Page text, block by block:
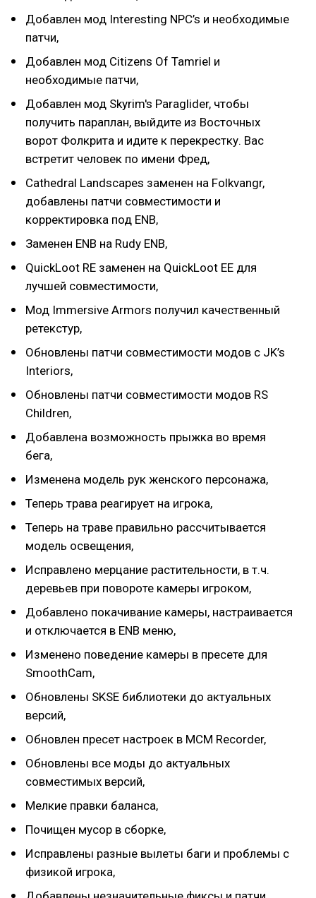
Добавлен мод Interesting NPC’s и необходимые
патчи,
Добавлен мод Citizens Of Tamriel и
необходимые патчи,
Добавлен мод Skyrim's Paraglider, чтобы
получить параплан, выйдите из Восточных
ворот Фолкрита и идите к перекрестку. Вас
встретит человек по имени Фред,
Cathedral Landscapes заменен на Folkvangr,
добавлены патчи совместимости и
корректировка под ENB,
Заменен ENB на Rudy ENB,
QuickLoot RE заменен на QuickLoot EE для
лучшей совместимости,
Мод Immersive Armors получил качественный
ретекстур,
Обновлены патчи совместимости модов с JK’s
Interiors,
Обновлены патчи совместимости модов RS
Children,
Добавлена возможность прыжка во время
бега,
Изменена модель рук женского персонажа,
Теперь трава реагирует на игрока,
Теперь на траве правильно рассчитывается
модель освещения,
Исправлено мерцание растительности, в т.ч.
деревьев при повороте камеры игроком,
Добавлено покачивание камеры, настраивается
и отключается в ENB меню,
Изменено поведение камеры в пресете для
SmoothCam,
Обновлены SKSE библиотеки до актуальных
версий,
Обновлен пресет настроек в MCM Recorder,
Обновлены все моды до актуальных
совместимых версий,
Мелкие правки баланса,
Почищен мусор в сборке,
Исправлены разные вылеты баги и проблемы с
физикой игрока,